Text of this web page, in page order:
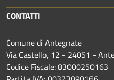
CONTATTI
Comune di Antegnate
Via Castello, 12 - 24051 -
Codice Fiscale: 83000250163